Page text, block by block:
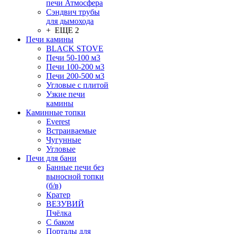
печи Атмосфера
Сэндвич трубы
для дымохода
+ ЕЩЕ 2
Печи камины
BLACK STOVE
Печи 50-100 м3
Печи 100-200 м3
Печи 200-500 м3
Угловые с плитой
Узкие печи
камины
Каминные топки
Everest
Встраиваемые
Чугунные
Угловые
Печи для бани
Банные печи без
выносной топки
(б/в)
Кратер
ВЕЗУВИЙ
Пчёлка
С баком
Порталы для